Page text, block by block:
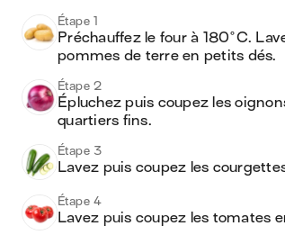
Étape 1
Préchauffez le four à 180°C.
pommes de terre en petits dés.
Étape 2
Épluchez puis coupez les
quartiers fins.
Étape 3
Lavez puis coupez les
Étape 4
Lavez puis coupez les tomates